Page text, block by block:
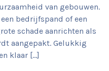
van gebouwen.
bedrijfspand of een
schade aanrichten als
aangepakt. Gelukkig
klaar […]